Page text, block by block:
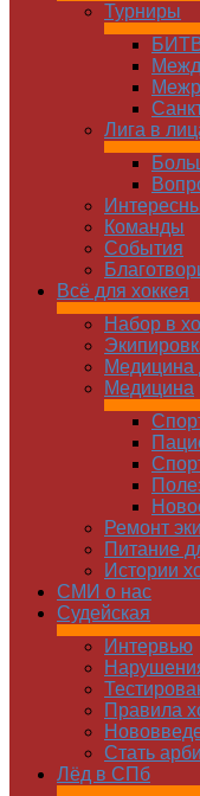
Турниры
Лига в
Команды
Cобытия
Всё для хоккея
Набор в
Медицина
Медицина
Ремонт
Питание
Истории
СМИ о нас
Судейская
Интервью
Правила
Стать
Лёд в СПб